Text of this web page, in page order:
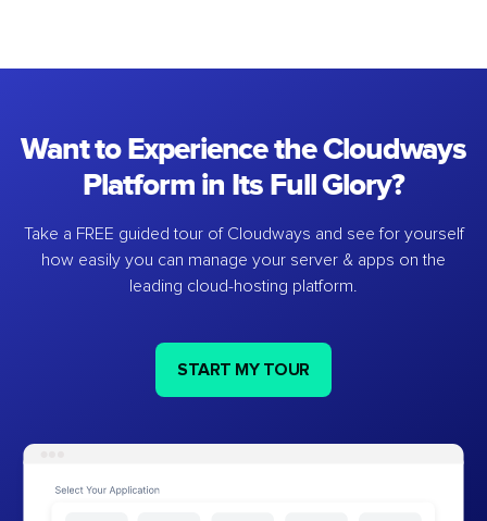
Want to Experience the Cloudways
Platform in Its Full Glory?
Take a FREE guided tour of Cloudways and see for yourself
how easily you can manage your server & apps on the
leading cloud-hosting platform.
START MY TOUR